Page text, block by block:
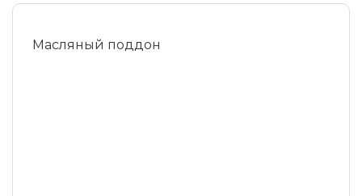
Масляный поддон